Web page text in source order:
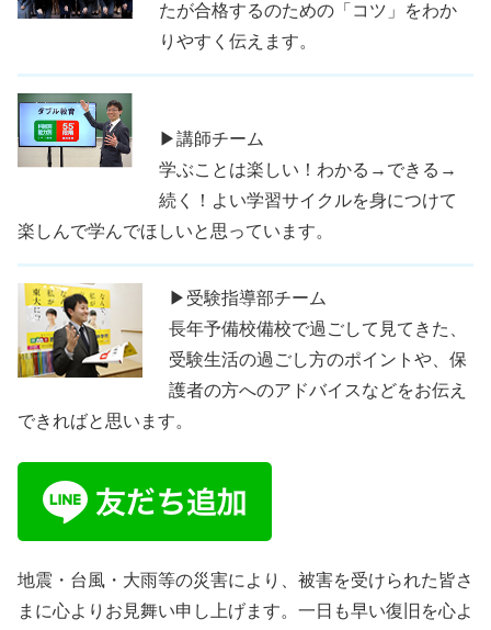
たが合格するのための「コツ」をわか
りやすく伝えます。
▶講師チーム
学ぶことは楽しい！わかる→できる→
続く！よい学習サイクルを身につけて
楽しんで学んでほしいと思っています。
▶受験指導部チーム
長年予備校備校で過ごして見てきた、
受験生活の過ごし方のポイントや、保
護者の方へのアドバイスなどをお伝え
できればと思います。
地震・台風・大雨等の災害により、被害を受けられた皆さ
まに心よりお見舞い申し上げます。一日も早い復旧を心よ